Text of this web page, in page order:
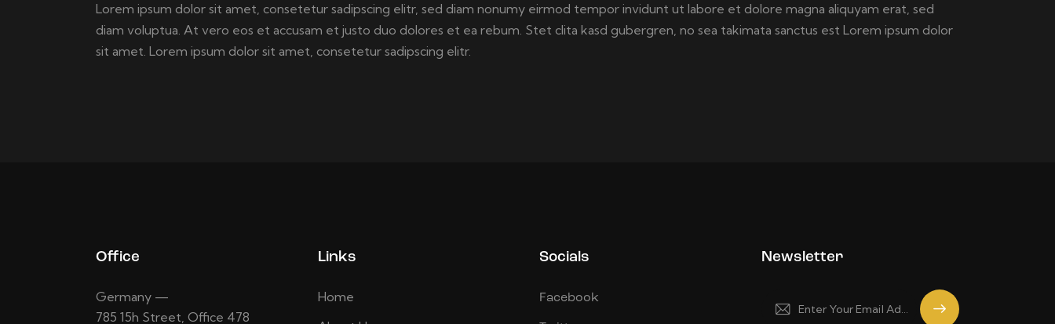
Lorem ipsum dolor sit amet, consetetur sadipscing elitr, sed diam nonumy eirmod tempor invidunt ut labore et dolore magna aliquyam erat, sed
diam voluptua. At vero eos et accusam et justo duo dolores et ea rebum. Stet clita kasd gubergren, no sea takimata sanctus est Lorem ipsum dolor
sit amet. Lorem ipsum dolor sit amet, consetetur sadipscing elitr.
Office
Germany —
785 15h Street, Office 478
Links
Home
Socials
Facebook
Newsletter
Subscrib